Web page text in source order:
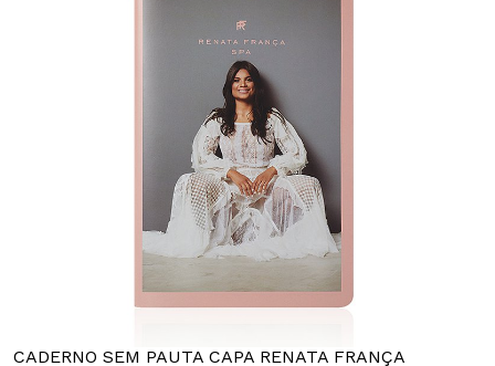
CADERNO SEM PAUTA CAPA RENATA FRANÇA